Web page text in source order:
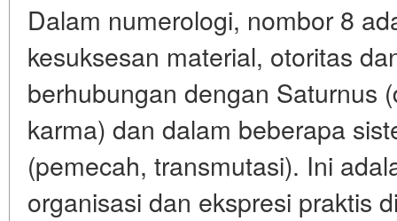
Dalam numerologi, nombor 8
kesuksesan material, otoritas
berhubungan dengan Saturnus
karma) dan dalam beberapa
(pemecah, transmutasi). Ini
organisasi dan ekspresi praktis